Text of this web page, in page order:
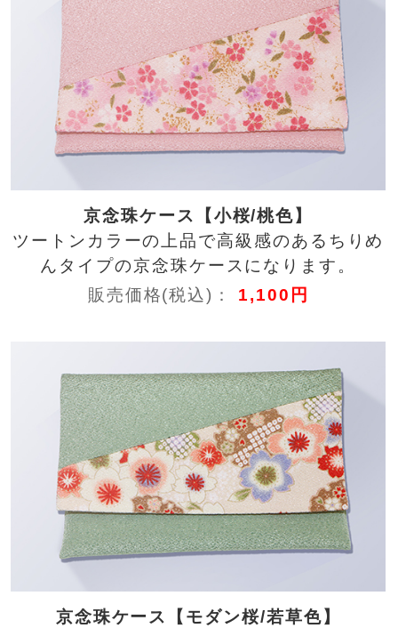
京念珠ケース【小桜/桃色】
ツートンカラーの上品で高級感のあるちりめ
んタイプの京念珠ケースになります。
販売価格(税込)： 1,100円
京念珠ケース【モダン桜/若草色】